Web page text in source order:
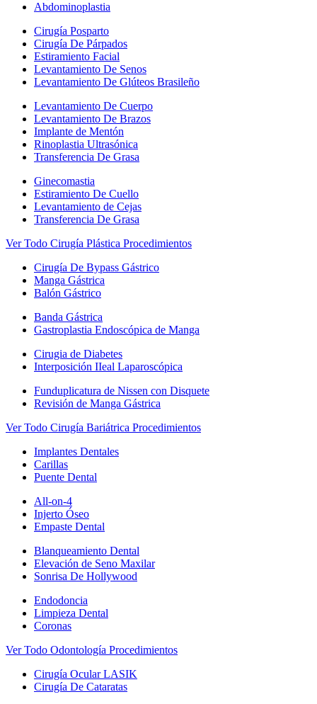
Abdominoplastia
Cirugía Posparto
Cirugía De Párpados
Estiramiento Facial
Levantamiento De Senos
Levantamiento De Glúteos Brasileño
Levantamiento De Cuerpo
Levantamiento De Brazos
Implante de Mentón
Rinoplastia Ultrasónica
Transferencia De Grasa
Ginecomastia
Estiramiento De Cuello
Levantamiento de Cejas
Transferencia De Grasa
Ver Todo Cirugía Plástica Procedimientos
Cirugía De Bypass Gástrico
Manga Gástrica
Balón Gástrico
Banda Gástrica
Gastroplastia Endoscópica de Manga
Cirugia de Diabetes
Interposición IIeal Laparoscópica
Funduplicatura de Nissen con Disquete
Revisión de Manga Gástrica
Ver Todo Cirugía Bariátrica Procedimientos
Implantes Dentales
Carillas
Puente Dental
All-on-4
Injerto Óseo
Empaste Dental
Blanqueamiento Dental
Elevación de Seno Maxilar
Sonrisa De Hollywood
Endodoncia
Limpieza Dental
Coronas
Ver Todo Odontología Procedimientos
Cirugía Ocular LASIK
Cirugía De Cataratas